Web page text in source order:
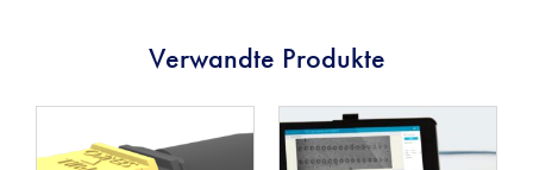
Verwandte Produkte